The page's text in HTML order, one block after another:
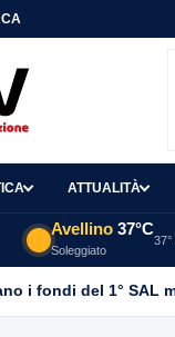
ATTUALITÀ
Avellino 37°C
Soleggiato
37°
i fondi del 1° SAL